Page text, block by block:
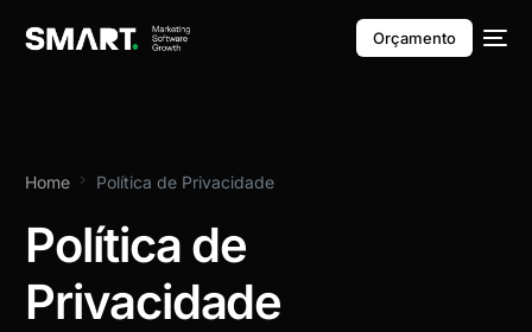
Orçamento
Home Política de Privacidade
Política de
Privacidade